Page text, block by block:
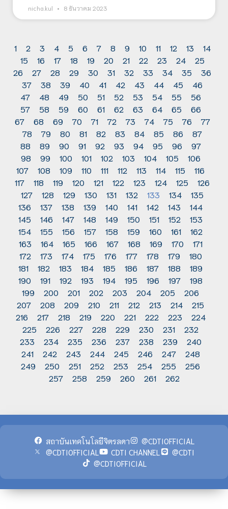
nicha.kul 8 ธันวาคม 2023
1 2 3 4 5 6 7 8 9 10 11 12 13
14
15
16 17 18 19 20 21 22 23 24
25
26
27 28 29 30 31 32 33 34 35
36
37
38 39 40 41 42 43 44 45
46
47
48 49 50 51 52 53 54 55
56
57
58 59 60 61 62 63 64 65
66
67
68 69 70 71 72 73 74 75 76
77
78
79 80 81 82 83 84 85 86
87
88
89 90 91 92 93 94 95 96
97
98
99 100 101 102 103 104 105
106
107
108 109 110 111 112 113 114 115
116
117
118 119 120 121 122 123 124 125
126
127
128 129 130 131 132 133 134
135
136
137 138 139 140 141 142 143
144
145
146 147 148 149 150 151 152
153
154
155 156 157 158 159 160 161
162
163
164 165 166 167 168 169 170
171
172
173 174 175 176 177 178 179
180
181
182 183 184 185 186 187 188
189
190
191 192 193 194 195 196 197
198
199
200 201 202 203 204 205
206
207
208 209 210 211 212 213 214
215
216
217 218 219 220 221 222 223
224
225
226 227 228 229 230 231
232
233
234 235 236 237 238 239
240
241
242 243 244 245 246 247
248
249
250 251 252 253 254 255
256
257
258 259 260 261 262
สถาบันเทคโนโลยีจิตรลดา
@CDTIOFFICIAL
@CDTIOFFICIAL
CDTI CHANNEL
@CDTI
@CDTIOFFICIAL